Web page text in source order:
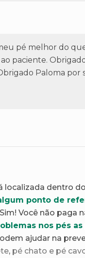
pé melhor do
paciente.
Paloma por
localizada dentro
ponto de
Sim! Você não paga
nos pés
ajudar na
, pé chato e pé